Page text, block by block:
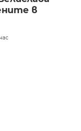
в